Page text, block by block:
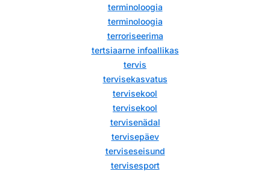
terminoloogia
terminoloogia
terroriseerima
tertsiaarne infoallikas
tervis
tervisekasvatus
tervisekool
tervisekool
tervisenädal
tervisepäev
terviseseisund
tervisesport